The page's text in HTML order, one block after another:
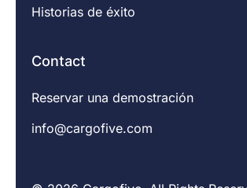
Historias de éxito
Contact
Reservar una demostración
info@cargofive.com